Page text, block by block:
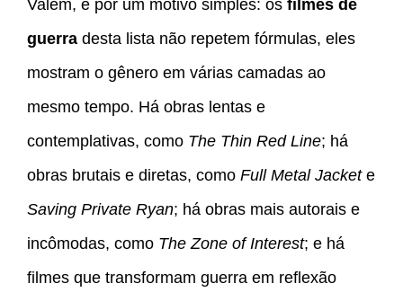
Valem, e por um motivo simples: os filmes de
guerra desta lista não repetem fórmulas, eles
mostram o gênero em várias camadas ao
mesmo tempo. Há obras lentas e
contemplativas, como The Thin Red Line; há
obras brutais e diretas, como Full Metal Jackete
Saving Private Ryan; há obras mais autorais e
incômodas, como The Zone of Interest; e há
filmes que transformam guerra em reflexão